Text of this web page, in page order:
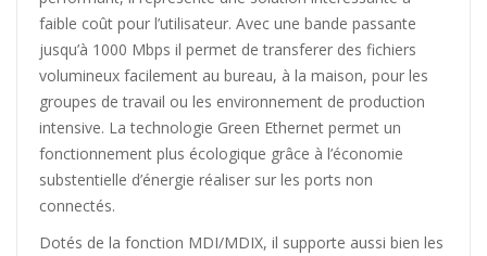
faible coût pour l’utilisateur. Avec une bande passante
jusqu’à 1000 Mbps il permet de transferer des fichiers
volumineux facilement au bureau, à la maison, pour les
groupes de travail ou les environnement de production
intensive. La technologie Green Ethernet permet un
fonctionnement plus écologique grâce à l’économie
substentielle d’énergie réaliser sur les ports non
connectés.
Dotés de la fonction MDI/MDIX, il supporte aussi bien les